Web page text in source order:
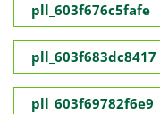
pll_603f676c5fafe
pll_603f683dc8417
pll_603f69782f6e9